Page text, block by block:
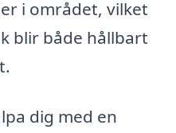
i området, vilket
blir både hållbart
dig med en